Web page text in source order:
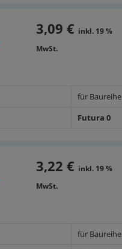
3,09 € inkl. 19 %
MwSt.
für Baureihe
Futura 0
3,22 € inkl. 19 %
MwSt.
für Baureihe